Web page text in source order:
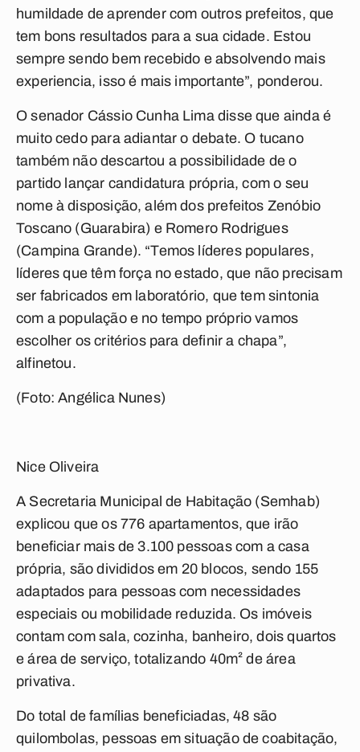
humildade de aprender com outros prefeitos, que
tem bons resultados para a sua cidade. Estou
sempre sendo bem recebido e absolvendo mais
experiencia, isso é mais importante”, ponderou.
O senador Cássio Cunha Lima disse que ainda é
muito cedo para adiantar o debate. O tucano
também não descartou a possibilidade de o
partido lançar candidatura própria, com o seu
nome à disposição, além dos prefeitos Zenóbio
Toscano (Guarabira) e Romero Rodrigues
(Campina Grande). “Temos líderes populares,
líderes que têm força no estado, que não precisam
ser fabricados em laboratório, que tem sintonia
com a população e no tempo próprio vamos
escolher os critérios para definir a chapa”,
alfinetou.
(Foto: Angélica Nunes)
Nice Oliveira
A Secretaria Municipal de Habitação (Semhab)
explicou que os 776 apartamentos, que irão
beneficiar mais de 3.100 pessoas com a casa
própria, são divididos em 20 blocos, sendo 155
adaptados para pessoas com necessidades
especiais ou mobilidade reduzida. Os imóveis
contam com sala, cozinha, banheiro, dois quartos
e área de serviço, totalizando 40m² de área
privativa.
Do total de famílias beneficiadas, 48 são
quilombolas, pessoas em situação de coabitação,